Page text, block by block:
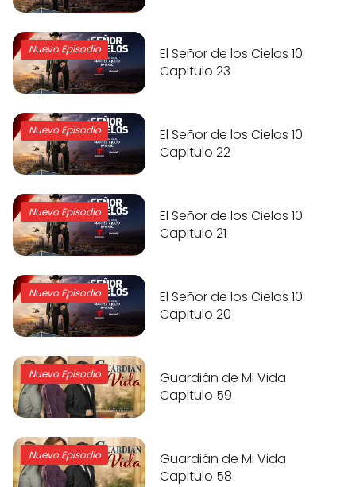
Nuevo Episodio
El Señor de los Cielos 10
Capitulo 23
Nuevo Episodio
El Señor de los Cielos 10
Capitulo 22
Nuevo Episodio
El Señor de los Cielos 10
Capitulo 21
Nuevo Episodio
El Señor de los Cielos 10
Capitulo 20
Nuevo Episodio
Guardián de Mi Vida
Capitulo 59
Nuevo Episodio
Guardián de Mi Vida
Capitulo 58